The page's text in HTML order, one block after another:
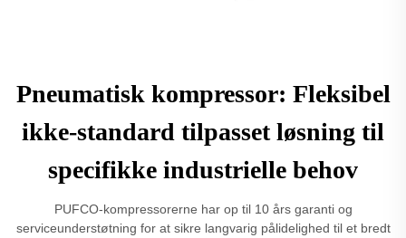
Pneumatisk kompressor: Fleksibel
ikke-standard tilpasset løsning til
specifikke industrielle behov
PUFCO-kompressorerne har op til 10 års garanti og
serviceunderstøtning for at sikre langvarig pålidelighed til et bredt